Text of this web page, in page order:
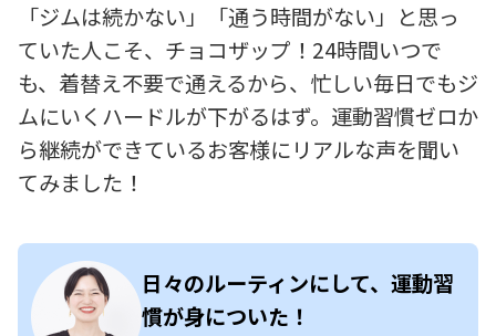
「ジムは続かない」「通う時間がない」と思っ
ていた人こそ、チョコザップ！24時間いつで
も、着替え不要で通えるから、忙しい毎日でもジ
ムにいくハードルが下がるはず。運動習慣ゼロか
ら継続ができているお客様にリアルな声を聞い
てみました！
日々のルーティンにして、運動習
慣が身についた！